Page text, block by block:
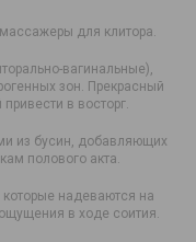
для клитора.
вагинальные),
зон. Прекрасный
в восторг.
из бусин, добавляющих
полового акта.
надеваются на
в ходе соития.